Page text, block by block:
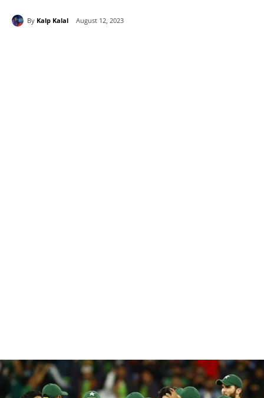
By Kalp Kalal August 12, 2023